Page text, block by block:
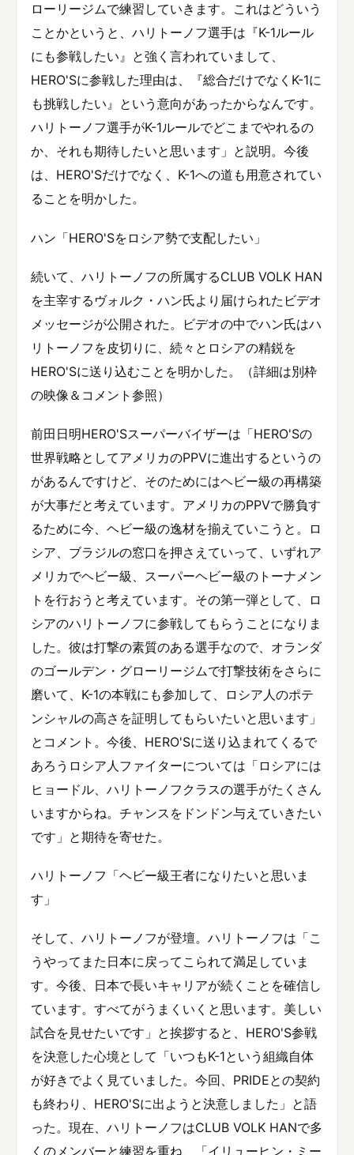
ローリージムで練習していきます。これはどういう
ことかというと、ハリトーノフ選手は『K-1ルール
にも参戦したい』と強く言われていまして、
HERO'Sに参戦した理由は、『総合だけでなくK-1に
も挑戦したい』という意向があったからなんです。
ハリトーノフ選手がK-1ルールでどこまでやれるの
か、それも期待したいと思います」と説明。今後
は、HERO'Sだけでなく、K-1への道も用意されてい
ることを明かした。
ハン「HERO'Sをロシア勢で支配したい」
続いて、ハリトーノフの所属するCLUB VOLK HAN
を主宰するヴォルク・ハン氏より届けられたビデオ
メッセージが公開された。ビデオの中でハン氏はハ
リトーノフを皮切りに、続々とロシアの精鋭を
HERO'Sに送り込むことを明かした。（詳細は別枠
の映像＆コメント参照）
前田日明HERO'Sスーパーバイザーは「HERO'Sの
世界戦略としてアメリカのPPVに進出するというの
があるんですけど、そのためにはヘビー級の再構築
が大事だと考えています。アメリカのPPVで勝負す
るために今、ヘビー級の逸材を揃えていこうと。ロ
シア、ブラジルの窓口を押さえていって、いずれア
メリカでヘビー級、スーパーヘビー級のトーナメン
トを行おうと考えています。その第一弾として、ロ
シアのハリトーノフに参戦してもらうことになりま
した。彼は打撃の素質のある選手なので、オランダ
のゴールデン・グローリージムで打撃技術をさらに
磨いて、K-1の本戦にも参加して、ロシア人のポテ
ンシャルの高さを証明してもらいたいと思います」
とコメント。今後、HERO'Sに送り込まれてくるで
あろうロシア人ファイターについては「ロシアには
ヒョードル、ハリトーノフクラスの選手がたくさん
いますからね。チャンスをドンドン与えていきたい
です」と期待を寄せた。
ハリトーノフ「ヘビー級王者になりたいと思いま
す」
そして、ハリトーノフが登壇。ハリトーノフは「こ
うやってまた日本に戻ってこられて満足していま
す。今後、日本で長いキャリアが続くことを確信し
ています。すべてがうまくいくと思います。美しい
試合を見せたいです」と挨拶すると、HERO'S参戦
を決意した心境として「いつもK-1という組織自体
が好きでよく見ていました。今回、PRIDEとの契約
も終わり、HERO'Sに出ようと決意しました」と語
った。現在、ハリトーノフはCLUB VOLK HANで多
くのメンバーと練習を重ね、「イリューヒン・ミー